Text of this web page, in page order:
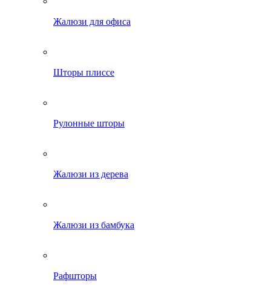
Жалюзи для офиса
Шторы плиссе
Рулонные шторы
Жалюзи из дерева
Жалюзи из бамбука
Рафшторы